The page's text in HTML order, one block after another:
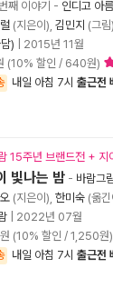
째 이야기 - 인디고 아
(지은이), 김민지 (그림),
)
2015년 11월
(10% 할인 / 640원)
내일 아침 7시 출근전
15주년 브랜드전 + 지
빛나는 밤 - 바람그
(지은이), 한미숙 (옮
2022년 07월
원 (10% 할인 / 1,250원)
내일 아침 7시 출근전